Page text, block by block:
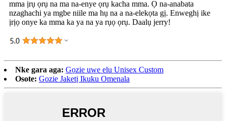
mma ịrụ ọrụ na ma na-enye ọrụ kacha mma. Ọ na-anabata
nzaghachi ya mgbe niile ma hụ na a na-elekọta gị. Enweghị ike
ịrịọ onye ka mma ka ya na ya rụọ ọrụ. Daalụ jerry!
Nke gara aga: Gọzie uwe elu Unisex Custom
Osote: Gozie Jaketị Ikuku Omenala